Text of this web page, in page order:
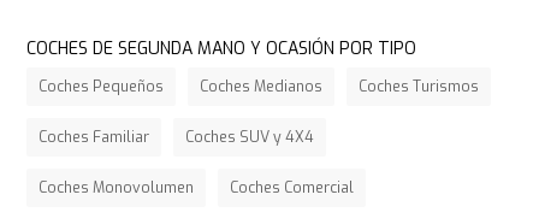
COCHES DE SEGUNDA MANO Y OCASIÓN POR TIPO
Coches Pequeños Coches Medianos Coches Turismos
Coches Familiar Coches SUV y 4X4
Coches Monovolumen Coches Comercial